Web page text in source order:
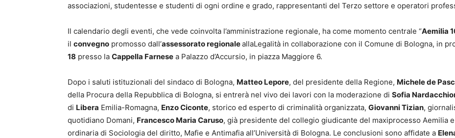
associazioni, studentesse e studenti di ogni ordine e grado, rappresentanti del Terzo settore e operatori
Il calendario degli eventi, che vede coinvolta l’amministrazione regionale, ha come momento centrale “Aemilia
il convegno promosso dall’assessorato regionaleallaLegalità in collaborazione con il Comune di Bologna, in
18 presso la Cappella Farnese a Palazzo d’Accursio, in piazza Maggiore 6.
Dopo i saluti istituzionali del sindaco di Bologna, Matteo Lepore, del presidente della Regione, Michele de
della Procura della Repubblica di Bologna, si entrerà nel vivo dei lavori con la moderazione di Sofia
di Libera Emilia-Romagna, Enzo Ciconte, storico ed esperto di criminalità organizzata, Giovanni Tizian,
quotidiano Domani, Francesco Maria Caruso, già presidente del collegio giudicante del maxiprocesso Aemilia e
ordinaria di Sociologia del diritto, Mafie e Antimafia all’Università di Bologna. Le conclusioni sono affidate a